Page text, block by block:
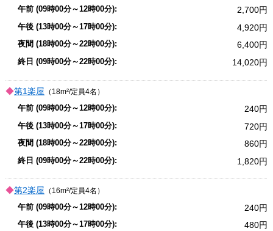
2,700
4,920
6,400
14,020
第1楽屋 （18m²/定員4名）
240
720
860
1,820
第2楽屋 （16m²/定員4名）
240
480